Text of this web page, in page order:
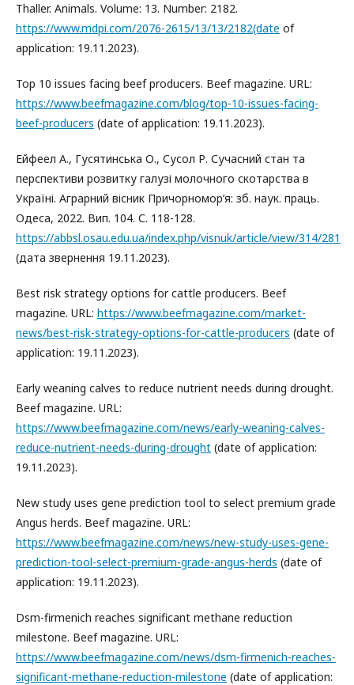
Thaller. Animals. Volume: 13. Number: 2182.
https://www.mdpi.com/2076-2615/13/13/2182(date of
application: 19.11.2023).
Top 10 issues facing beef producers. Beef magazine. URL:
https://www.beefmagazine.com/blog/top-10-issues-facing-
beef-producers (date of application: 19.11.2023).
Ейфеел А., Гусятинська О., Сусол Р. Сучасний стан та
перспективи розвитку галузі молочного скотарства в
Україні. Аграрний вісник Причорномор’я: зб. наук. праць.
Одеса, 2022. Вип. 104. С. 118-128.
https://abbsl.osau.edu.ua/index.php/visnuk/article/view/314/281
(дата звернення 19.11.2023).
Best risk strategy options for cattle producers. Beef
magazine. URL: https://www.beefmagazine.com/market-
news/best-risk-strategy-options-for-cattle-producers (date of
application: 19.11.2023).
Early weaning calves to reduce nutrient needs during drought.
Beef magazine. URL:
https://www.beefmagazine.com/news/early-weaning-calves-
reduce-nutrient-needs-during-drought (date of application:
19.11.2023).
New study uses gene prediction tool to select premium grade
Angus herds. Beef magazine. URL:
https://www.beefmagazine.com/news/new-study-uses-gene-
prediction-tool-select-premium-grade-angus-herds (date of
application: 19.11.2023).
Dsm-firmenich reaches significant methane reduction
milestone. Beef magazine. URL:
https://www.beefmagazine.com/news/dsm-firmenich-reaches-
significant-methane-reduction-milestone (date of application: